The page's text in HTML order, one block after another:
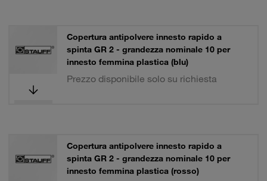
Copertura antipolvere innesto rapido a
spinta GR 2 - grandezza nominale 10 per
innesto femmina plastica (blu)
Prezzo disponibile solo su richiesta
Copertura antipolvere innesto rapido a
spinta GR 2 - grandezza nominale 10 per
innesto femmina plastica (rosso)